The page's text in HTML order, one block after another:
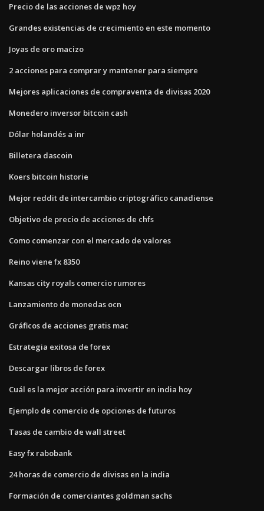
Precio de las acciones de wpz hoy
Grandes existencias de crecimiento en este momento
Joyas de oro macizo
2 acciones para comprar y mantener para siempre
Mejores aplicaciones de compraventa de divisas 2020
Monedero inversor bitcoin cash
Dólar holandés a inr
Billetera dascoin
Koers bitcoin historie
Mejor reddit de intercambio criptográfico canadiense
Objetivo de precio de acciones de chfs
Como comenzar con el mercado de valores
Reino viene fx 8350
Kansas city royals comercio rumores
Lanzamiento de monedas ocn
Gráficos de acciones gratis mac
Estrategia exitosa de forex
Descargar libros de forex
Cuál es la mejor acción para invertir en india hoy
Ejemplo de comercio de opciones de futuros
Tasas de cambio de wall street
Easy fx rabobank
24 horas de comercio de divisas en la india
Formación de comerciantes goldman sachs